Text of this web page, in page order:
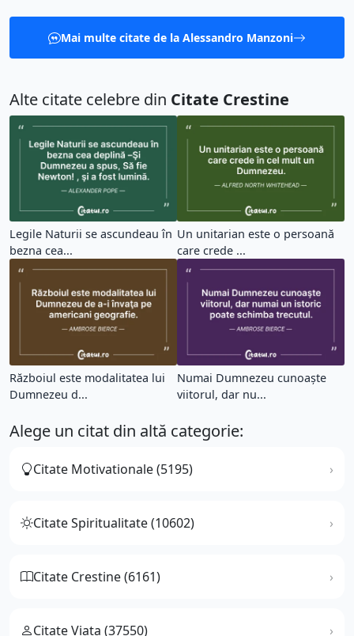
Mai multe citate de la Alessandro Manzoni
Alte citate celebre din Citate Crestine
Legile Naturii se ascundeau în
bezna cea...
Un unitarian este o persoană
care crede ...
Războiul este modalitatea lui
Dumnezeu d...
Numai Dumnezeu cunoaşte
viitorul, dar nu...
Alege un citat din altă categorie:
Citate Motivationale (5195)
Citate Spiritualitate (10602)
Citate Crestine (6161)
Citate Viata (37550)